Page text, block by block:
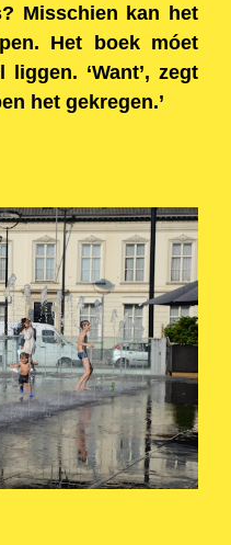
Misschien kan het
Het boek móet
‘Want’, zegt
het gekregen.’